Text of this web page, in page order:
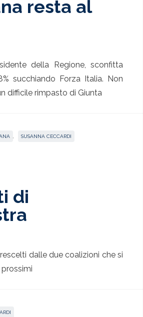
resta al
della Regione, sconfitta
succhiando Forza Italia. Non
difficile rimpasto di Giunta
SUSANNA CECCARDI
di
dalle due coalizioni che si